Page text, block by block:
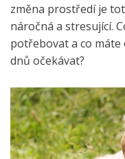
změna prostředí je
náročná a stresující.
potřebovat a co máte
dnů očekávat?